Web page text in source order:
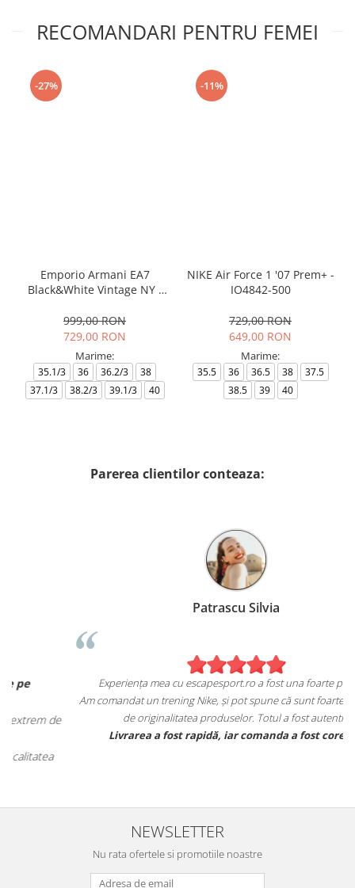
RECOMANDARI PENTRU FEMEI
-27%
Emporio Armani EA7
Black&White Vintage NY -
999,00 RON
729,00 RON
Marime:
35.1/3 36 36.2/3
38
37.1/3
38.2/3 39.1/3 40
-11%
NIKE Air Force 1 '07 Prem+ -
IO4842-500
729,00 RON
649,00 RON
Marime:
35.5 36 36.5 38
37.5
38.5
39 40
Parerea clientilor conteaza:
Patrascu Silvia
Experiența mea cu escapesport.ro a fost una foarte pozitivă!
Am comandat un trening Nike, și pot spune că sunt foarte mulțumita
de originalitatea produselor. Totul a fost autentic.
Livrarea a fost rapidă, iar comanda a fost corectă.
NEWSLETTER
Nu rata ofertele si promotiile noastre